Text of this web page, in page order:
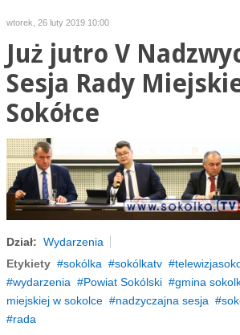
wtorek, 26 luty 2019 10:00
Już jutro V
Sesja Rady
Sokółce
Dział: Wydarzenia
Etykiety
sokólka sokólkatv
wydarzenia
Powiat Sokólski gmina
miejskiej w sokolce
nadzyczajna sesja
rada